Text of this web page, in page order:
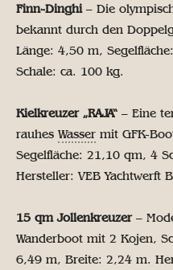
Finn-Dinghi– Die
bekannt durch den
Länge: 4,50 m,
Schale: ca. 100 kg.
Kielkreuzer „RAJA“ – Eine
rauhes Wasser mit GFK-
Segelfläche: 21,10 qm, 4
Hersteller: VEB Yachtwerft
15 qm Jollenkreuzer–
Wanderboot mit 2 Kojen,
6,49 m, Breite: 2,24 m.